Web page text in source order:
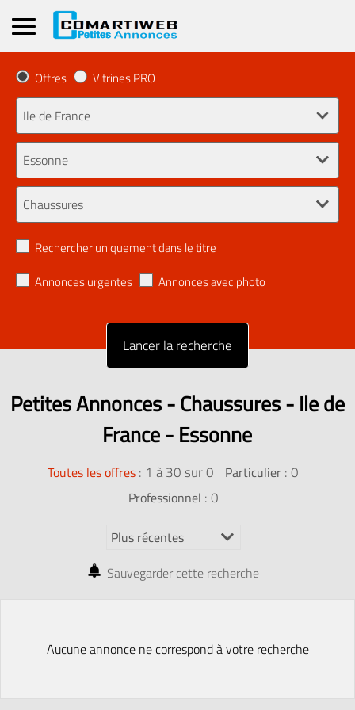
Offres Vitrines PRO
Rechercher uniquement dans le titre
Annonces urgentes
Annonces avec photo
Petites Annonces - Chaussures - Ile de
France - Essonne
Toutes les offres : 1 à 30 sur 0 Particulier : 0
Professionnel : 0
Sauvegarder cette recherche
Aucune annonce ne correspond à votre recherche